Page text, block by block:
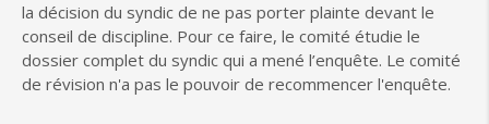
la décision du syndic de ne pas porter plainte devant le
conseil de discipline. Pour ce faire, le comité étudie le
dossier complet du syndic qui a mené l’enquête. Le comité
de révision n'a pas le pouvoir de recommencer l'enquête.